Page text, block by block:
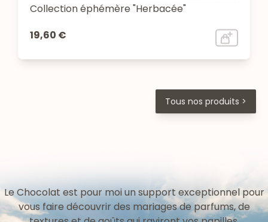
Collection éphémère "Herbacée"
19,60 €
Tous nos produits >
Le Chocolat est pour moi un support exceptionnel pour
vous faire découvrir des mariages de parfums, de